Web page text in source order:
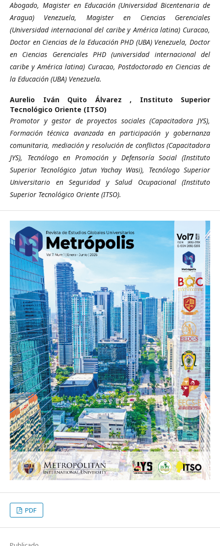
Abogado, Magister en Educación (Universidad Bicentenaria de
Aragua) Venezuela, Magister en Ciencias Gerenciales
(Universidad internacional del caribe y América latina) Curacao,
Doctor en Ciencias de la Educación PHD (UBA) Venezuela, Doctor
en Ciencias Gerenciales PHD (universidad internacional del
caribe y América latina) Curacao, Postdoctorado en Ciencias de
la Educación (UBA) Venezuela.
Aurelio Iván Quito Álvarez , Instituto Superior
Tecnológico Oriente (ITSO)
Promotor y gestor de proyectos sociales (Capacitadora JYS),
Formación técnica avanzada en participación y gobernanza
comunitaria, mediación y resolución de conflictos (Capacitadora
JYS), Tecnólogo en Promoción y Defensoría Social (Instituto
Superior Tecnológico Jatun Yachay Wasi), Tecnólogo Superior
Universitario en Seguridad y Salud Ocupacional (Instituto
Superior Tecnológico Oriente (ITSO).
PDF